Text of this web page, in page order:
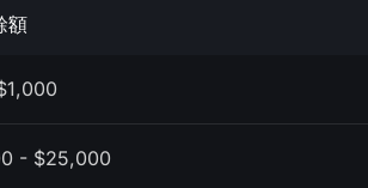
額
- $25,000